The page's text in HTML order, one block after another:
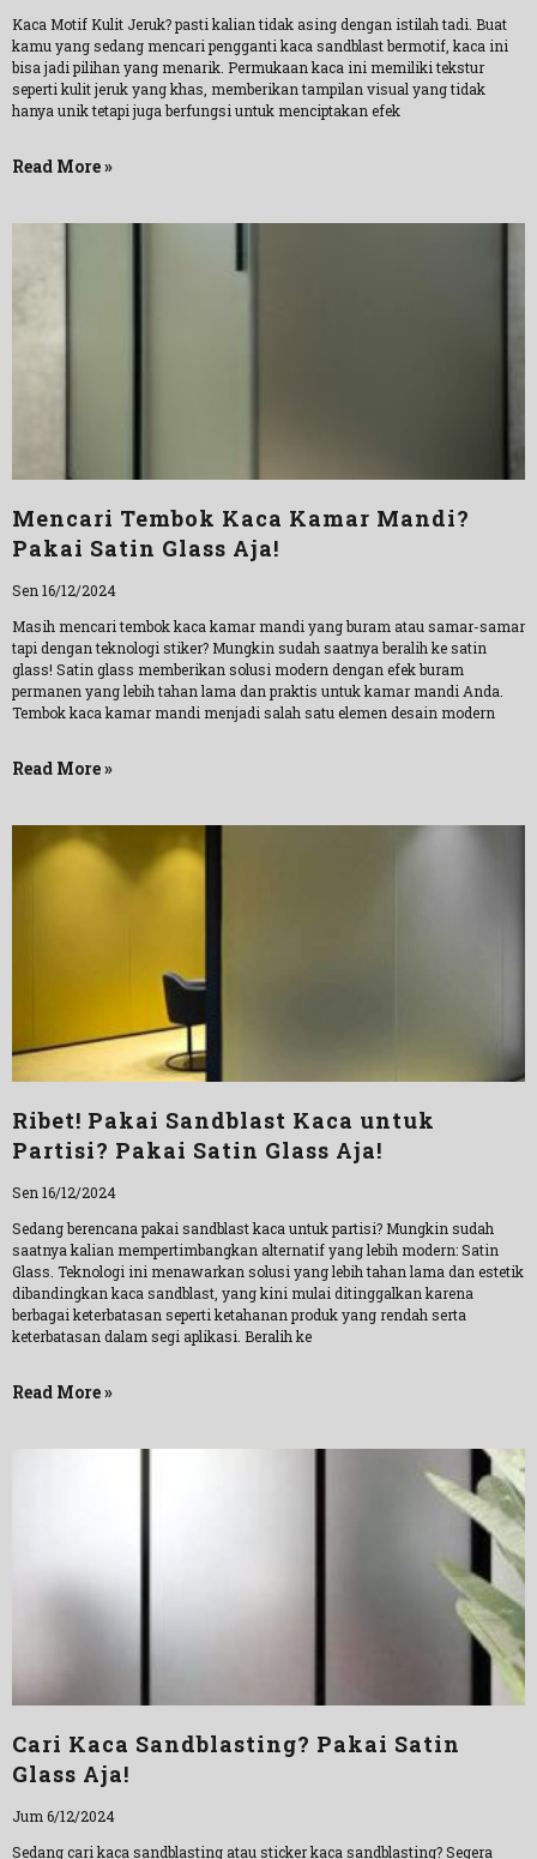
Kaca Motif Kulit Jeruk? pasti kalian tidak asing dengan istilah tadi. Buat
kamu yang sedang mencari pengganti kaca sandblast bermotif, kaca ini
bisa jadi pilihan yang menarik. Permukaan kaca ini memiliki tekstur
seperti kulit jeruk yang khas, memberikan tampilan visual yang tidak
hanya unik tetapi juga berfungsi untuk menciptakan efek
Read More »
Mencari Tembok Kaca Kamar Mandi?
Pakai Satin Glass Aja!
Sen 16/12/2024
Masih mencari tembok kaca kamar mandi yang buram atau samar-samar
tapi dengan teknologi stiker? Mungkin sudah saatnya beralih ke satin
glass! Satin glass memberikan solusi modern dengan efek buram
permanen yang lebih tahan lama dan praktis untuk kamar mandi Anda.
Tembok kaca kamar mandi menjadi salah satu elemen desain modern
Read More »
Ribet! Pakai Sandblast Kaca untuk
Partisi? Pakai Satin Glass Aja!
Sen 16/12/2024
Sedang berencana pakai sandblast kaca untuk partisi? Mungkin sudah
saatnya kalian mempertimbangkan alternatif yang lebih modern: Satin
Glass. Teknologi ini menawarkan solusi yang lebih tahan lama dan estetik
dibandingkan kaca sandblast, yang kini mulai ditinggalkan karena
berbagai keterbatasan seperti ketahanan produk yang rendah serta
keterbatasan dalam segi aplikasi. Beralih ke
Read More »
Cari Kaca Sandblasting? Pakai Satin
Glass Aja!
Jum 6/12/2024
Sedang cari kaca sandblasting atau sticker kaca sandblasting? Segera